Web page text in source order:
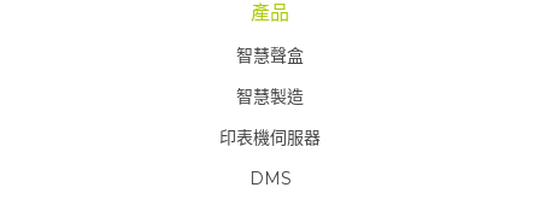
產品
智慧聲盒
智慧製造
印表機伺服器
DMS